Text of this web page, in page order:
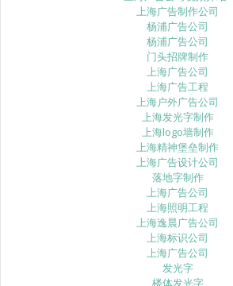
上海广告制作公司
杨浦广告公司
杨浦广告公司
门头招牌制作
上海广告公司
上海广告工程
上海户外广告公司
上海发光字制作
上海logo墙制作
上海精神堡垒制作
上海广告设计公司
落地字制作
上海广告公司
上海照明工程
上海逸晨广告公司
上海标识公司
上海广告公司
发光字
楼体发光字